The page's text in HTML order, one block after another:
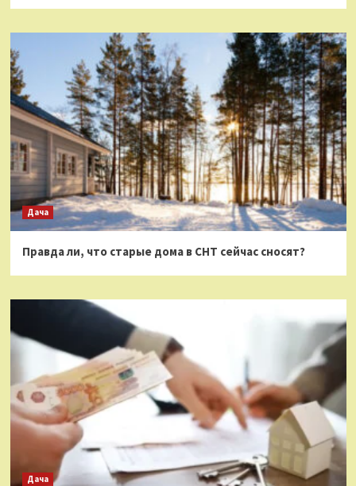
Дача
Правда ли, что старые дома в СНТ сейчас сносят?
Дача